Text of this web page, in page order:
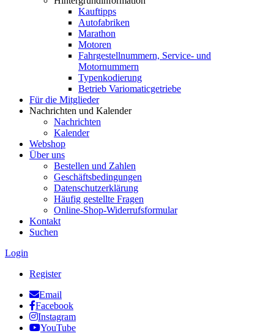
Kauftipps
Autofabriken
Marathon
Motoren
Fahrgestellnummern, Service- und
Motornummern
Typenkodierung
Betrieb Variomaticgetriebe
Für die Mitglieder
Nachrichten und Kalender
Nachrichten
Kalender
Webshop
Über uns
Bestellen und Zahlen
Geschäftsbedingungen
Datenschutzerklärung
Häufig gestellte Fragen
Online-Shop-Widerrufsformular
Kontakt
Suchen
Login
Register
Email
Facebook
Instagram
YouTube